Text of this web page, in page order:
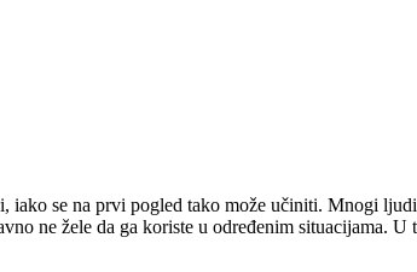
iako se na prvi pogled tako može učiniti. Mnogi
ne žele da ga koriste u određenim situacijama.